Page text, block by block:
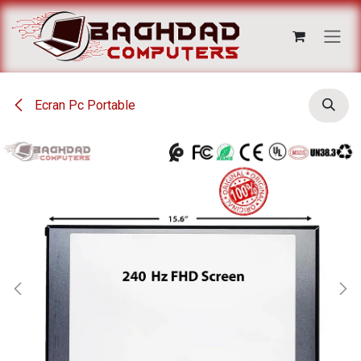
Se rendre au contenu
Ecran Pc Portable